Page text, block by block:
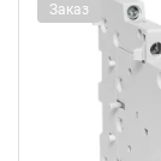
Заказ